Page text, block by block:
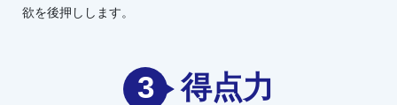
欲を後押しします。
3 得点力